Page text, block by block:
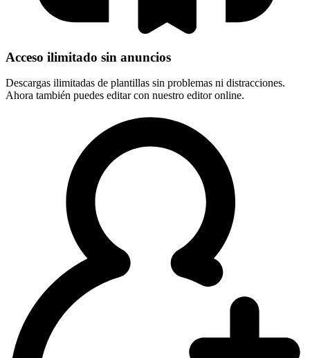
Acceso ilimitado sin anuncios
Descargas ilimitadas de plantillas sin problemas ni distracciones.
Ahora también puedes editar con nuestro editor online.